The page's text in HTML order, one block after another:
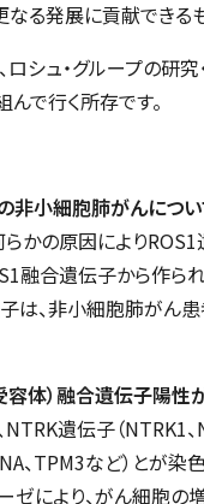
る発展に貢献できる
シュ・グループの研
で行く所存です。
非小細胞肺がんにつ
かの原因により
融合遺伝子から作ら
は、非小細胞肺がん
体）融合遺伝子陽性
遺伝子（NTRK1、
、TPM3など）とが
ゼにより、がん細胞